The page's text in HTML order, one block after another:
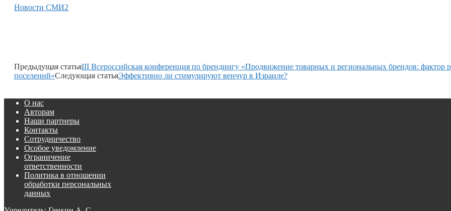
Новости СМИ2
Предыдущая статьяIII Всероссийская конференция по брендингу «Продвижение товарных и региональных брендов: фактор
поселений»Следующая статьяЭффективно ли стимулируют венчур в Израиле?
О нас
Авторам
Наши партнеры
Контакты
Сотрудничество
Особое уведомление
Ограничение
ответственности
Политика в отношении
обработки персональных
данных